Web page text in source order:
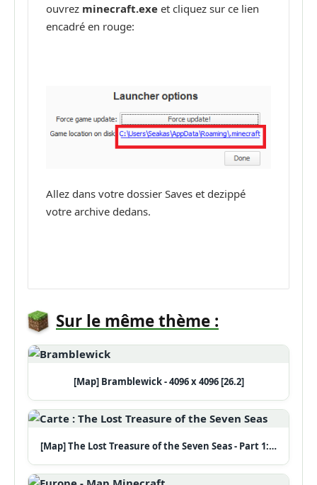
ouvrez minecraft.exe et cliquez sur ce lien
encadré en rouge:
Allez dans votre dossier Saves et dezippé
votre archive dedans.
Sur le même thème :
[Map] Bramblewick - 4096 x 4096 [26.2]
[Map] The Lost Treasure of the Seven Seas - Part 1:…